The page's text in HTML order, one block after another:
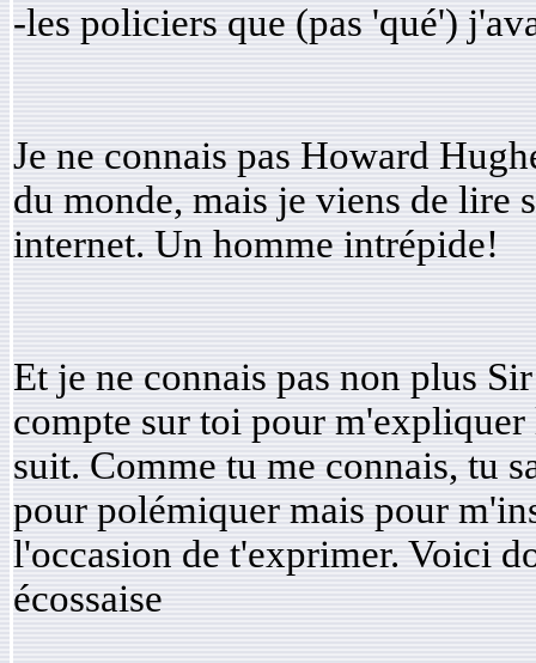
-les policiers que (pas 'qué')
Je ne connais pas Howard
du monde, mais je viens de lire
internet. Un homme intrépide!
Et je ne connais pas non plus
compte sur toi pour
suit. Comme tu me connais, tu
pour polémiquer mais pour
l'occasion de t'exprimer. Voici
écossaise